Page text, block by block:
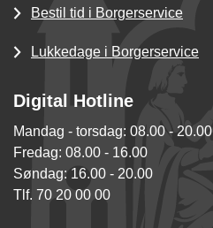
Bestil tid i Borgerservice
Lukkedage i Borgerservice
Digital Hotline
Mandag - torsdag: 08.00 - 20.00
Fredag: 08.00 - 16.00
Søndag: 16.00 - 20.00
Tlf. 70 20 00 00